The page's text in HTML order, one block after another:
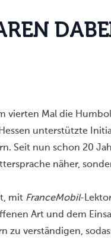
REN DABE
vierten Mal die
unterstützte
Seit nun schon 20
näher,
mit FranceMobil-
Art und dem
verständigen,